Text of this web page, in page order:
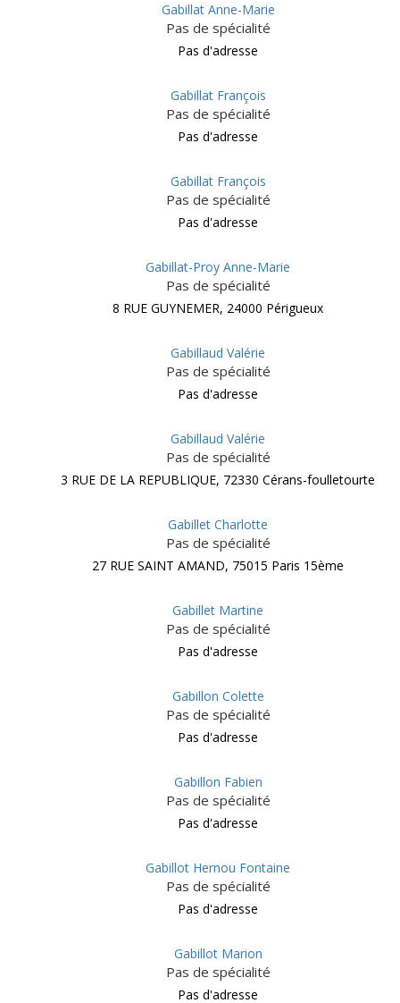
Gabillat Anne-Marie
Pas de spécialité
Pas d'adresse
Gabillat François
Pas de spécialité
Pas d'adresse
Gabillat François
Pas de spécialité
Pas d'adresse
Gabillat-Proy Anne-Marie
Pas de spécialité
8 RUE GUYNEMER, 24000 Périgueux
Gabillaud Valérie
Pas de spécialité
Pas d'adresse
Gabillaud Valérie
Pas de spécialité
3 RUE DE LA REPUBLIQUE, 72330 Cérans-foulletourte
Gabillet Charlotte
Pas de spécialité
27 RUE SAINT AMAND, 75015 Paris 15ème
Gabillet Martine
Pas de spécialité
Pas d'adresse
Gabillon Colette
Pas de spécialité
Pas d'adresse
Gabillon Fabien
Pas de spécialité
Pas d'adresse
Gabillot Hernou Fontaine
Pas de spécialité
Pas d'adresse
Gabillot Marion
Pas de spécialité
Pas d'adresse